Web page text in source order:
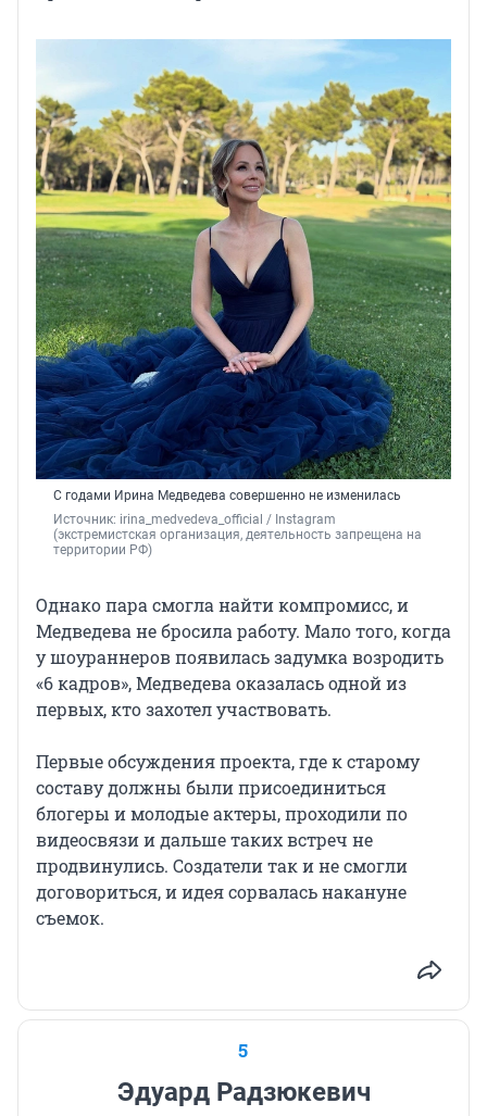
С годами Ирина Медведева совершенно не изменилась
Источник: irina_medvedeva_official / Instagram
(экстремистская организация, деятельность запрещена на
территории РФ)
Однако пара смогла найти компромисс, и
Медведева не бросила работу. Мало того, когда
у шоураннеров появилась задумка возродить
«6 кадров», Медведева оказалась одной из
первых, кто захотел участвовать.
Первые обсуждения проекта, где к старому
составу должны были присоединиться
блогеры и молодые актеры, проходили по
видеосвязи и дальше таких встреч не
продвинулись. Создатели так и не смогли
договориться, и идея сорвалась накануне
съемок.
5
Эдуард Радзюкевич